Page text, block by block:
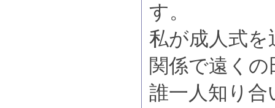
す。
私が成人式
関係で遠く
誰一人知り